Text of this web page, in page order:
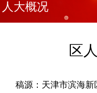
人大概况
区
稿源：天津市滨海